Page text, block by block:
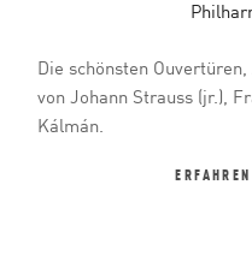
Die schönsten
von Johann Strauss (jr.),
Kálmán.